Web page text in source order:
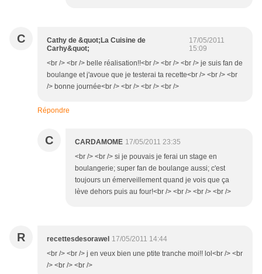
C
Cathy de &quot;La Cuisine de
Carhy&quot;
17/05/2011
15:09
<br /> <br /> belle réalisation!!<br /> <br /> <br /> je suis fan de
boulange et j'avoue que je testerai ta recette<br /> <br /> <br
/> bonne journée<br /> <br /> <br /> <br />
Répondre
C CARDAMOME 17/05/2011 23:35
<br /> <br /> si je pouvais je ferai un stage en
boulangerie; super fan de boulange aussi; c'est
toujours un émerveillement quand je vois que ça
lève dehors puis au four!<br /> <br /> <br /> <br />
R recettesdesorawel 17/05/2011 14:44
<br /> <br /> j en veux bien une ptite tranche moi!! lol<br /> <br
/> <br /> <br />